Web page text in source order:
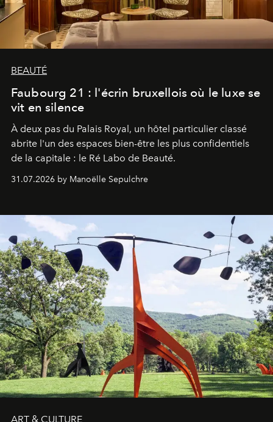
BEAUTÉ
Faubourg 21 : l'écrin bruxellois où le luxe se
vit en silence
À deux pas du Palais Royal, un hôtel particulier classé
abrite l'un des espaces bien-être les plus confidentiels
de la capitale : le Ré Labo de Beauté.
31.07.2026 by Manoëlle Sepulchre
ART & CULTURE